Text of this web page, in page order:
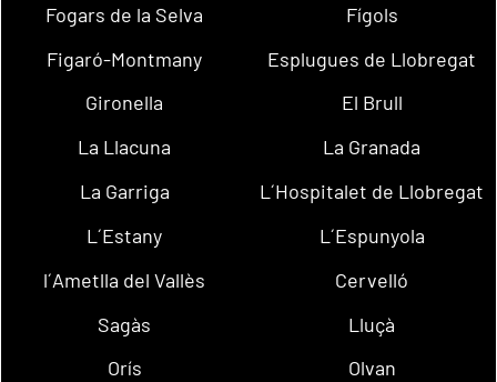
Fogars de la Selva
Fígols
Figaró-Montmany
Esplugues de Llobregat
Gironella
El Brull
La Llacuna
La Granada
La Garriga
L´Hospitalet de Llobregat
L´Estany
L´Espunyola
l´Ametlla del Vallès
Cervelló
Sagàs
Lluçà
Orís
Olvan